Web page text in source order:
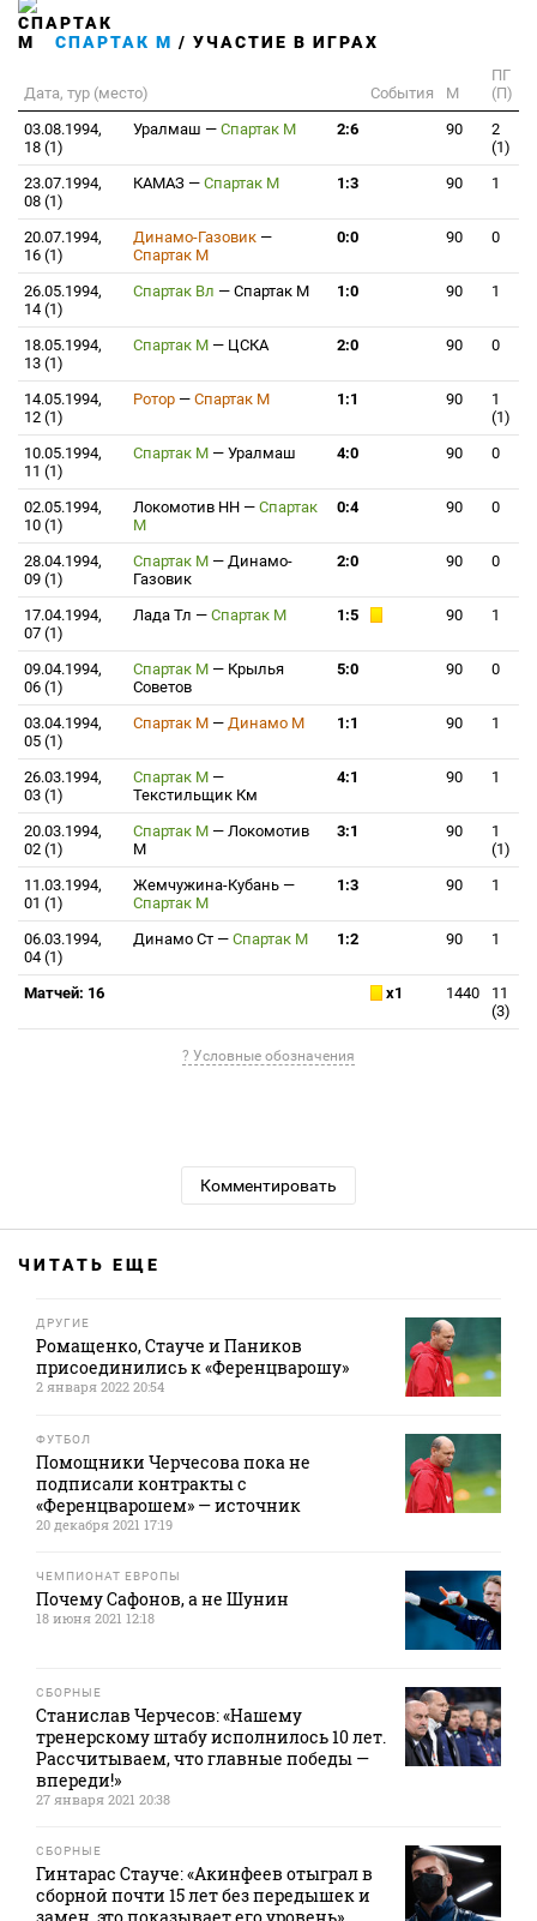
СПАРТАК М / УЧАСТИЕ В ИГРАХ
Дата, тур (место) События М
ПГ
(П)
03.08.1994,
18 (1)
Уралмаш — Спартак М 2:6 90
2
(1)
23.07.1994,
08 (1)
КАМАЗ — Спартак М 1:3 90 1
20.07.1994,
16 (1)
Динамо-Газовик —
Спартак М
0:0 90 0
26.05.1994,
14 (1)
Спартак Вл — Спартак М 1:0 90 1
18.05.1994,
13 (1)
Спартак М — ЦСКА 2:0 90 0
14.05.1994,
12 (1)
Ротор — Спартак М 1:1 90
1
(1)
10.05.1994,
11 (1)
Спартак М — Уралмаш 4:0 90 0
02.05.1994,
10 (1)
Локомотив НН — Спартак
М
0:4 90 0
28.04.1994,
09 (1)
Спартак М — Динамо-
Газовик
2:0 90 0
17.04.1994,
07 (1)
Лада Тл — Спартак М 1:5 90 1
09.04.1994,
06 (1)
Спартак М — Крылья
Советов
5:0 90 0
03.04.1994,
05 (1)
Спартак М — Динамо М 1:1 90 1
26.03.1994,
03 (1)
Спартак М —
Текстильщик Км
4:1 90 1
20.03.1994,
02 (1)
Спартак М — Локомотив
М
3:1 90
1
(1)
11.03.1994,
01 (1)
Жемчужина-Кубань —
Спартак М
1:3 90 1
06.03.1994,
04 (1)
Динамо Ст — Спартак М 1:2 90 1
Матчей: 16 x1 1440
11
(3)
? Условные обозначения
Комментировать
ЧИТАТЬ ЕЩЕ
ДРУГИЕ
Ромащенко, Стауче и Паников
присоединились к «Ференцварошу»
2 января 2022 20:54
ФУТБОЛ
Помощники Черчесова пока не
подписали контракты с
«Ференцварошем» — источник
20 декабря 2021 17:19
ЧЕМПИОНАТ ЕВРОПЫ
Почему Сафонов, а не Шунин
18 июня 2021 12:18
СБОРНЫЕ
Станислав Черчесов: «Нашему
тренерскому штабу исполнилось 10 лет.
Рассчитываем, что главные победы —
впереди!»
27 января 2021 20:38
СБОРНЫЕ
Гинтарас Стауче: «Акинфеев отыграл в
сборной почти 15 лет без передышек и